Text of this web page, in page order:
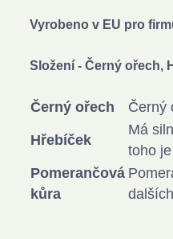
Vyrobeno v EU pro
Složení - Černý ořech,
Černý ořech Černý
Hřebíček
Má
toho
Pomerančová
kůra